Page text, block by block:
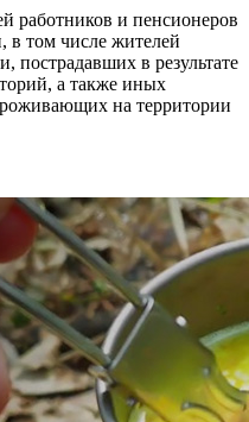
работников и пенсионеров
в том числе жителей
пострадавших в результате
а также иных
на территории